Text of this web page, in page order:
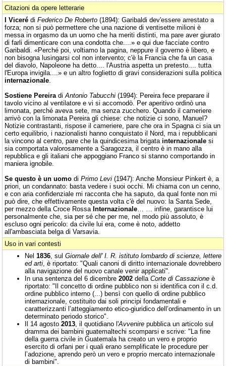
Citazioni da opere letterarie
I Viceré di Federico De Roberto (1894): Garibaldi dev'essere arrestato a
forza; non si può permettere che una nazione di ventisette milioni è
messa in orgasmo da un uomo che ha meriti distinti, ma pare aver giurato
di farli dimenticare con una condotta che....» e qui due facciate contro
Garibaldi. «Perché poi, voltiamo la pagina, neppure il governo è libero, e
non bisogna lusingarsi col non intervento; c'è la Francia che fa un casa
del diavolo, Napoleone ha detto.... l'Austria aspetta un pretesto.... tutta
l'Europa invigila....» e un altro foglietto di gravi considerazioni sulla politica
internazionale
Sostiene Pereira di Antonio Tabucchi (1994): Pereira fece preparare il
tavolo vicino al ventilatore e vi si accomodò. Per aperitivo ordinò una
limonata, perché aveva sete, ma senza zucchero. Quando il cameriere
arrivò con la limonata Pereira gli chiese: che notizie ci sono, Manuel?
Notizie contrastanti, rispose il cameriere, pare che ora in Spagna ci sia un
certo equilibrio, i nazionalisti hanno conquistato il Nord, ma i repubblicani
la vincono al centro, pare che la quindicesima brigata internazionale si
sia comportata valorosamente a Saragozza, il centro è in mano alla
repubblica e gli italiani che appoggiano Franco si stanno comportando in
maniera ignobile.
Se questo è un uomo di Primo Levi (1947): Anche Monsieur Pinkert è, a
priori, un condannato: basta vedere i suoi occhi. Mi chiama con un cenno,
e con aria confidenziale mi racconta che ha saputo, da qual fonte non mi
può dire, che effettivamente questa volta c'è del nuovo: la Santa Sede,
per mezzo della Croce Rossa Internazionale … … infine, garantisce lui
personalmente che, sia per sé che per me, nel modo più assoluto, è
escluso ogni pericolo: da civile lui era, come è noto, addetto
all'ambasciata belga di Varsavia.
Uso in vari contesti
Nel 1836 , sul Giornale dell' I. R. istituto lombardo di scienze, lettere
ed arti , è riportato: "Quali canoni di diritto internazionale dovrebbero
alla navigazione del nuovo canale venir applicati".
In una sentenza del 6 dicembre 2002 della Corte di Cassazione è
riportato: "Il concetto di ordine pubblico non si identifica con il c.d.
ordine pubblico interno (...) bensì con quello di ordine pubblico
internazionale, costituito dai soli principi fondamentali e
caratterizzanti l’atteggiamento etico-giuridico dell’ordinamento in un
determinato periodo storico".
Il 14 agosto 2013 , il quotidiano l'Avvenire pubblica un articolo sul
dramma dei bambini guatemaltechi scomparsi e scrive: "La fine
della guerra civile in Guatemala ha creato un vero e proprio
esercito di orfani per i quali erano semplificate le procedure per
l’adozione, aprendo però un vero e proprio mercato internazionale
di bambini".